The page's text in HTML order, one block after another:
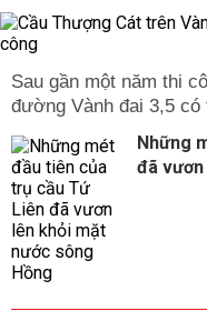
Sau gần một năm thi
đường Vành đai 3,5
Những
đã